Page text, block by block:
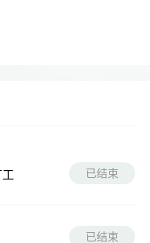
已结束
已结束